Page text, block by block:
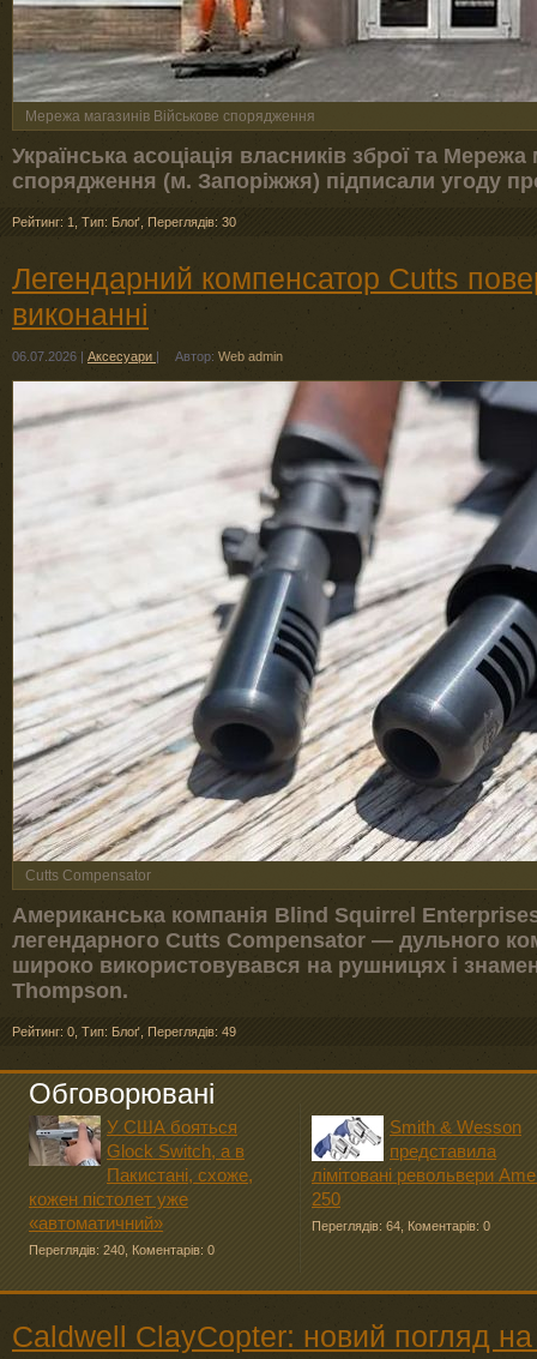
Мережа магазинів Військове спорядження
Українська асоціація власників зброї та Мережа
спорядження (м. Запоріжжя) підписали угоду
Рейтинг: 1 Тип: Блоґ Переглядів: 30
Легендарний компенсатор Cutts
виконанні
06.07.2026 | Аксесуари | Автор: Web admin
Cutts Compensator
Американська компанія Blind Squirrel
легендарного Cutts Compensator — дульного
широко використовувався на рушницях і
Thompson.
Рейтинг: 0 Тип: Блоґ Переглядів: 49
Обговорювані
У США бояться
Glock Switch, а в
Пакистані, схоже,
кожен пістолет уже
«автоматичний»
Переглядів: 240 Коментарів: 0
Smith & Wesson
представила
лімітовані револьвери
250
Переглядів: 64 Коментарів: 0
Caldwell ClayCopter: новий погляд на